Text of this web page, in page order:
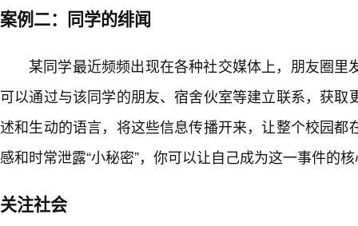
案例二：同学的绯闻
某同学最近频频出现在各种社交媒体上，朋友圈里
可以通过与该同学的朋友、宿舍伙室等建立联系，获取
述和生动的语言，将这些信息传播开来，让整个校园都
感和时常泄露“小秘密”，你可以让自己成为这一事件的
关注社会